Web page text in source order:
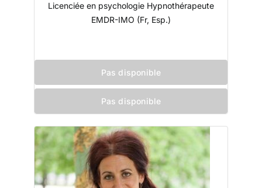
Licenciée en psychologie Hypnothérapeute
EMDR-IMO (Fr, Esp.)
Pas disponible
Pas disponible